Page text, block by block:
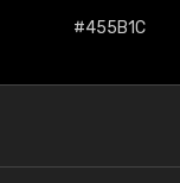
#455B1C